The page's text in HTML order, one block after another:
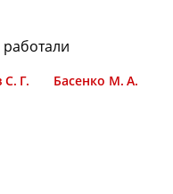
С. Г. Басенко М. А.